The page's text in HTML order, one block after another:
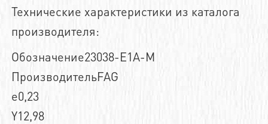
Технические характеристики из каталога
производителя:
Обозначение23038-E1A-M
ПроизводительFAG
e0,23
Y12,98